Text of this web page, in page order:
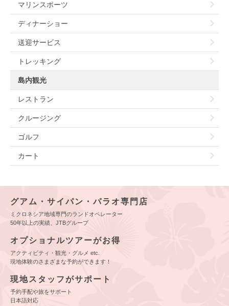
マリンスポーツ
ディナーショー
送迎サービス
トレッキング
島内観光
レストラン
クルージング
ゴルフ
カート
グアム・サイパン・パラオ専門店
ミクロネシア地域専門のランドオペレーター
50年以上の実績、JTBグループ
オプショナルツアーがお得
アクティビティ・観光・グルメ etc.
現地体験のさまざまな予約ができます！
現地スタッフがサポート
予約手配や旅をサポート
日本語対応